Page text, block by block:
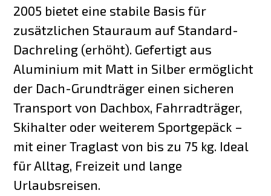
2005 bietet eine stabile Basis für
zusätzlichen Stauraum auf Standard-
Dachreling (erhöht). Gefertigt aus
Aluminium mit Matt in Silber ermöglicht
der Dach-Grundträger einen sicheren
Transport von Dachbox, Fahrradträger,
Skihalter oder weiterem Sportgepäck –
mit einer Traglast von bis zu 75 kg. Ideal
für Alltag, Freizeit und lange
Urlaubsreisen.